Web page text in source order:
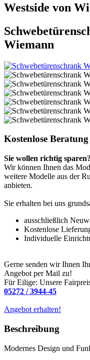
Westside von
Wiemann
Kostenlose
Sie wollen richtig sparen?
Wir können Ihnen das
weitere Modelle aus der
anbieten.
Sie erhalten bei uns
ausschließlich
Kostenlose
Individuelle
Gerne senden wir Ihnen
Angebot per Mail zu!
Für Eilige: Unsere
05272 / 3944-45
Angebot erhalten!
Beschreibung
Modernes Design und